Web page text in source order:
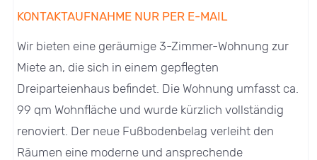
KONTAKTAUFNAHME NUR PER E-MAIL
Wir bieten eine geräumige 3-Zimmer-Wohnung zur
Miete an, die sich in einem gepflegten
Dreiparteienhaus befindet. Die Wohnung umfasst ca.
99 qm Wohnfläche und wurde kürzlich vollständig
renoviert. Der neue Fußbodenbelag verleiht den
Räumen eine moderne und ansprechende